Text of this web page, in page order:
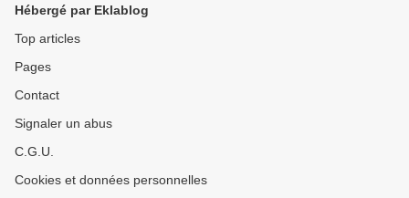
Hébergé par Eklablog
Top articles
Pages
Contact
Signaler un abus
C.G.U.
Cookies et données personnelles